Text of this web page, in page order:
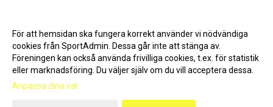
Gå till Webbversion
För att hemsidan ska fungera korrekt använder vi nödvändiga
cookies från SportAdmin. Dessa går inte att stänga av.
Föreningen kan också använda frivilliga cookies, t.ex. för statistik
eller marknadsföring. Du väljer själv om du vill acceptera dessa.
Anpassa dina val